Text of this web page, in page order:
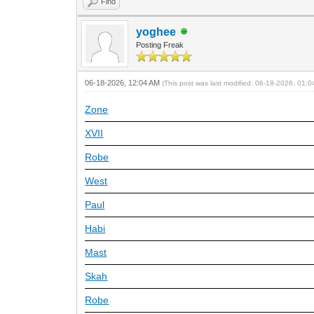
yoghee
Posting Freak
06-18-2026, 12:04 AM(This post was last modified: 06-18-2026,
Zone
XVII
Robe
West
Paul
Habi
Mast
Skah
Robe